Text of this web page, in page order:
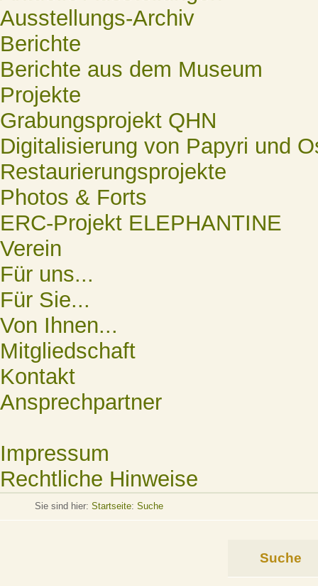
Ausstellungs-Archiv
Berichte
Berichte aus dem Museum
Projekte
Grabungsprojekt QHN
Digitalisierung von Papyri und
Restaurierungsprojekte
Photos & Forts
ERC-Projekt ELEPHANTINE
Verein
Für uns...
Für Sie...
Von Ihnen...
Mitgliedschaft
Kontakt
Ansprechpartner
Impressum
Rechtliche Hinweise
Sie sind hier: Startseite: Suche
Suche